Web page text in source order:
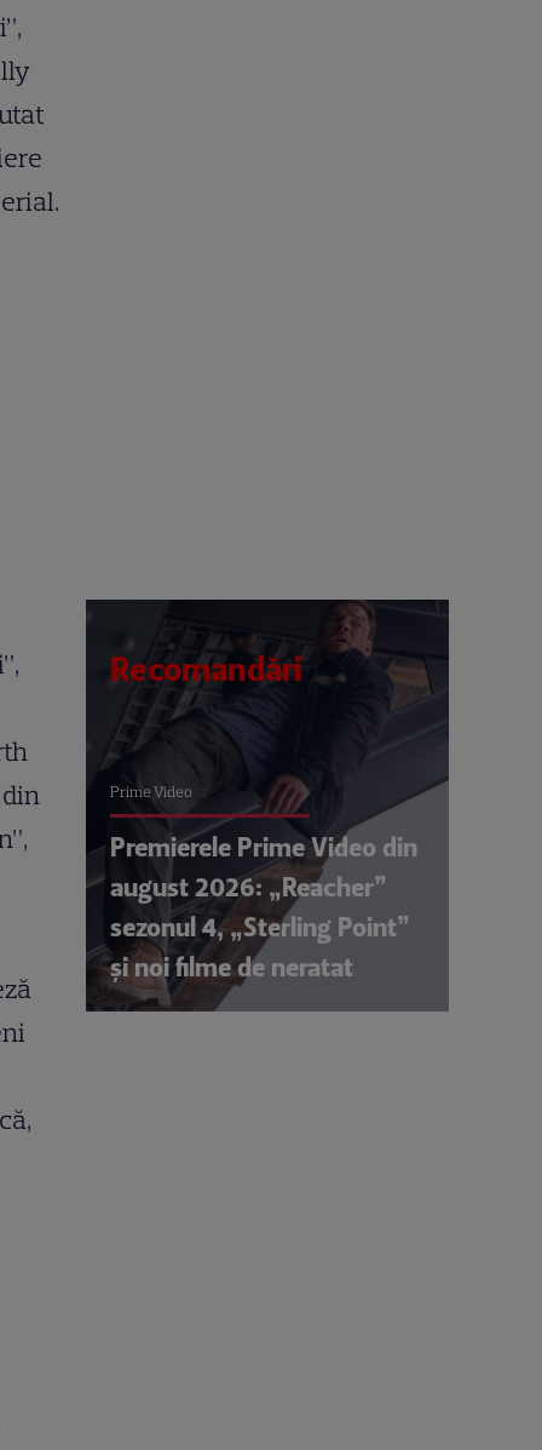
Recomandări
Prime Video
Premierele Prime Video din
august 2026: „Reacher”
sezonul 4, „Sterling Point”
și noi filme de neratat